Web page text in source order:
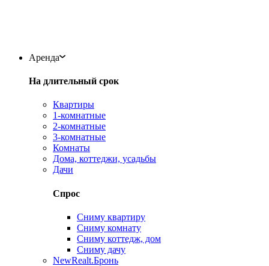
Аренда
На длительный срок
Квартиры
1-комнатные
2-комнатные
3-комнатные
Комнаты
Дома, коттеджи, усадьбы
Дачи
Спрос
Сниму квартиру
Сниму комнату
Сниму коттедж, дом
Сниму дачу
NewRealt.Бронь